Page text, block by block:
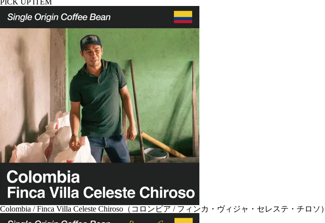
PICK UP ITEM
Colombia / Finca Villa Celeste Chiroso（コロンビア / フィンカ・ヴィジャ・セレステ・チロソ）